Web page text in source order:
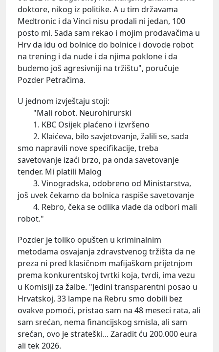
doktore, nikog iz politike. A u tim državama
Medtronic i da Vinci nisu prodali ni jedan, 100
posto mi. Sada sam rekao i mojim prodavačima u
Hrv da idu od bolnice do bolnice i dovode robot
na trening i da nude i da njima poklone i da
budemo još agresivniji na tržištu", poručuje
Pozder Petračima.
U jednom izvještaju stoji:
"Mali robot. Neurohirurski
1. KBC Osijek plaćeno i izvršeno
2. Klaićeva, bilo savjetovanje, žalili se, sada
smo napravili nove specifikacije, treba
savetovanje izaći brzo, pa onda savetovanje
tender. Mi platili Malog
3. Vinogradska, odobreno od Ministarstva,
još uvek čekamo da bolnica raspiše savetovanje
4. Rebro, čeka se odlika vlade da odbori mali
robot."
Pozder je toliko opušten u kriminalnim
metodama osvajanja zdravstvenog tržišta da ne
preza ni pred klasičnom mafijaškom prijetnjom
prema konkurentskoj tvrtki koja, tvrdi, ima vezu
u Komisiji za žalbe. "Jedini transparentni posao u
Hrvatskoj, 33 lampe na Rebru smo dobili bez
ovakve pomoći, pristao sam na 48 meseci rata, ali
sam srećan, nema financijskog smisla, ali sam
srećan, ovo je strateški... Zaradit ću 200.000 eura
ali tek 2026.